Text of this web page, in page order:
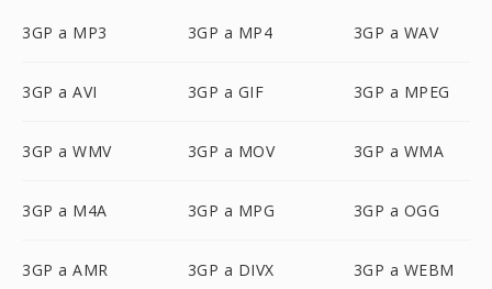
3GP a MP3 3GP a MP4 3GP a WAV
3GP a AVI 3GP a GIF 3GP a MPEG
3GP a WMV 3GP a MOV 3GP a WMA
3GP a M4A 3GP a MPG 3GP a OGG
3GP a AMR 3GP a DIVX 3GP a WEBM